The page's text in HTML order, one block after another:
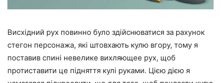
Висхідний рух повинно було здійснюватися за рахунок
стегон персонажа, які штовхають кулю вгору, тому я
поставив спині невелике вихляющее рух, щоб
протиставити це підняття кулі руками. Цією дією я